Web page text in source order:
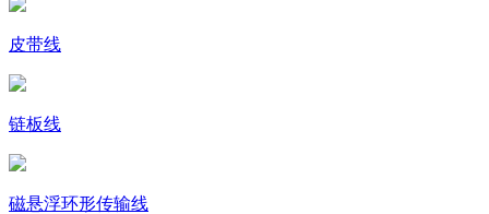
皮带线
链板线
磁悬浮环形传输线